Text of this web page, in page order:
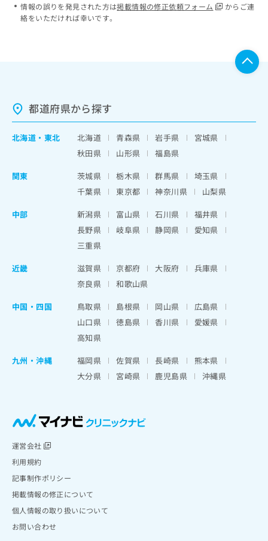
情報の誤りを発見された方は掲載情報の修正依頼フォーム
からご連
絡をいただければ幸いです。
都道府県から探す
北海道 ・ 東北 北海道 青森県 岩手県
宮城県
秋田県
山形県
福島県
関東
茨城県 栃木県 群馬県
埼玉県
千葉県
東京都 神奈川県
山梨県
中部
新潟県 富山県 石川県
福井県
長野県
岐阜県 静岡県
愛知県
三重県
近畿
滋賀県 京都府 大阪府
兵庫県
奈良県
和歌山県
中国・四国
鳥取県 島根県 岡山県
広島県
山口県
徳島県 香川県
愛媛県
高知県
九州・沖縄
福岡県 佐賀県 長崎県
熊本県
大分県
宮崎県 鹿児島県 沖縄県
運営会社
利用規約
記事制作ポリシー
掲載情報の修正について
個人情報の取り扱いについて
お問い合わせ